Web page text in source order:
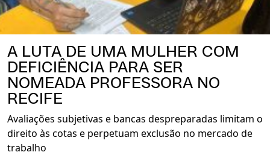
A LUTA DE UMA MULHER COM
DEFICIÊNCIA PARA SER
NOMEADA PROFESSORA NO
RECIFE
Avaliações subjetivas e bancas despreparadas limitam o
direito às cotas e perpetuam exclusão no mercado de
trabalho